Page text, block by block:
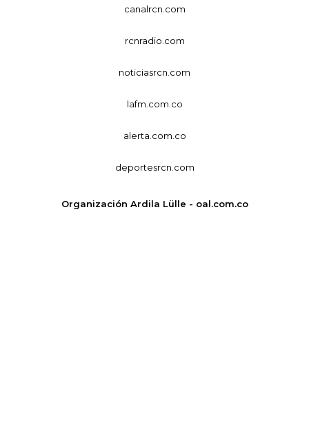
canalrcn.com
rcnradio.com
noticiasrcn.com
lafm.com.co
alerta.com.co
deportesrcn.com
Organización Ardila Lülle - oal.com.co